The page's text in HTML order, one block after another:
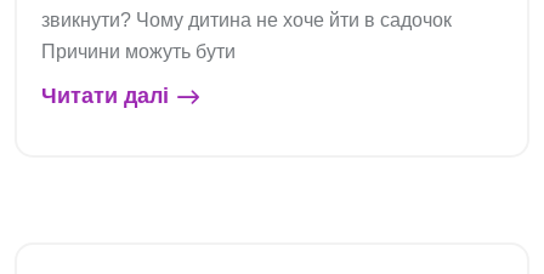
звикнути? Чому дитина не хоче йти в садочок
Причини можуть бути
Читати далі